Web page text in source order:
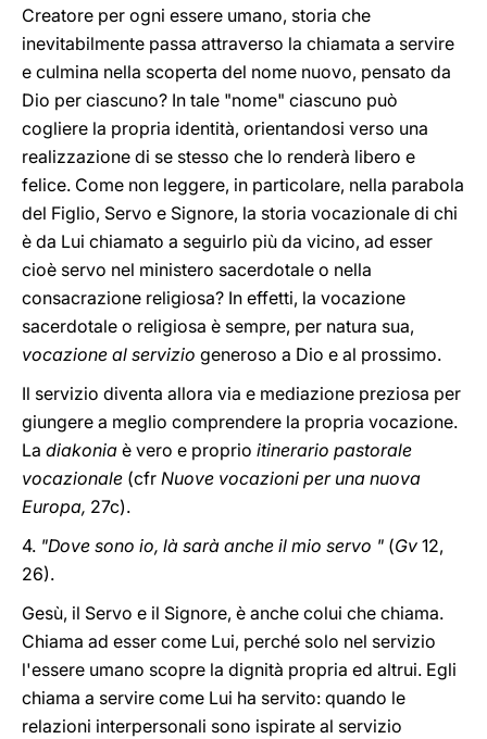
Creatore per ogni essere umano, storia che
inevitabilmente passa attraverso la chiamata a servire
e culmina nella scoperta del nome nuovo, pensato da
Dio per ciascuno? In tale "nome" ciascuno può
cogliere la propria identità, orientandosi verso una
realizzazione di se stesso che lo renderà libero e
felice. Come non leggere, in particolare, nella parabola
del Figlio, Servo e Signore, la storia vocazionale di chi
è da Lui chiamato a seguirlo più da vicino, ad esser
cioè servo nel ministero sacerdotale o nella
consacrazione religiosa? In effetti, la vocazione
sacerdotale o religiosa è sempre, per natura sua,
vocazione al servizio generoso a Dio e al prossimo.
Il servizio diventa allora via e mediazione preziosa per
giungere a meglio comprendere la propria vocazione.
La diakonia è vero e proprio itinerario pastorale
vocazionale (cfr Nuove vocazioni per una nuova
Europa, 27c).
4. "Dove sono io, là sarà anche il mio servo " (Gv 12,
26).
Gesù, il Servo e il Signore, è anche colui che chiama.
Chiama ad esser come Lui, perché solo nel servizio
l'essere umano scopre la dignità propria ed altrui. Egli
chiama a servire come Lui ha servito: quando le
relazioni interpersonali sono ispirate al servizio